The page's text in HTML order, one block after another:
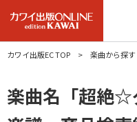
カワイ出版EC TOP 楽曲から探す
楽曲名「超絶